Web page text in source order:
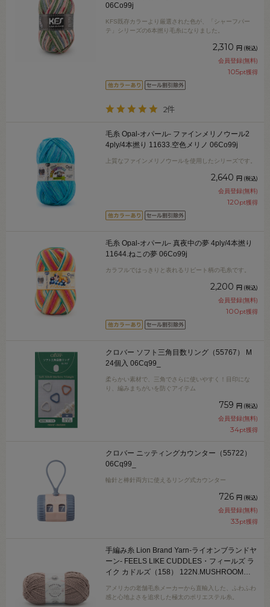
06Co99j
KFS既存カラーより厳選された色が、「シャーフパー
テ」シリーズの6本撚り毛糸になりました。
2,310 円 (税込)
会員登録(無料)
105pt獲得
2件
毛糸 Opal-オパール- ファインメリノウール2
4ply/4本撚り 11633.空色メリノ 06Co99j
上質なファインメリノウールを使用したシリーズです。
2,640 円 (税込)
会員登録(無料)
120pt獲得
毛糸 Opal-オパール- 真夜中の夢 4ply/4本撚り
11644.ねこの夢 06Co99j
カラフルではっきりと表れるリピート柄の毛糸です。
2,200 円 (税込)
会員登録(無料)
100pt獲得
クロバー ソフト三角目数リング（55767） M
24個入 06Cq99_
柔らかい素材で、三角でさらに使いやすく！目印にな
り、編みまちがいを防ぐアイテム
759 円 (税込)
会員登録(無料)
34pt獲得
クロバー ニッティングカウンター（55722）
06Cq99_
輪針と棒針両方に使えるリング式カウンター
726 円 (税込)
会員登録(無料)
33pt獲得
手編み糸 Lion Brand Yarn-ライオンブランドヤ
ーン- FEELS LIKE CUDDLES・フィールズ ラ
イク カドルズ（158） 122N.MUSHROOM
アメリカの老舗毛糸メーカーから直輸入した、ふわふわ
感と心地よさを追求した極太のポリエステル糸。